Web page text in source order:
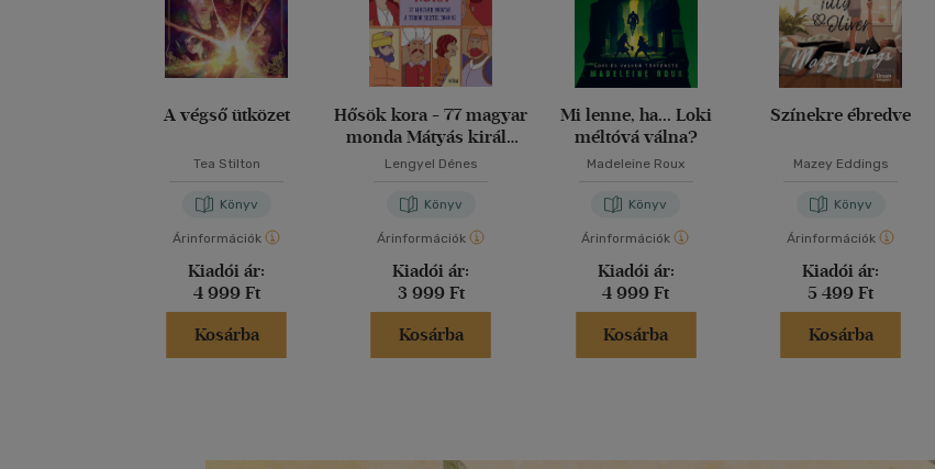
A végső ütközet
Tea Stilton
Könyv
Árinformációk
Kiadói ár:
4 999 Ft
Kosárba
Hősök kora - 77 magyar
monda Mátyás király
korától 1848-ig
Lengyel Dénes
Könyv
Árinformációk
Kiadói ár:
3 999 Ft
Kosárba
Mi lenne, ha... Loki
méltóvá válna?
Madeleine Roux
Könyv
Árinformációk
Kiadói ár:
4 999 Ft
Kosárba
Színekre ébredve
Mazey Eddings
Könyv
Árinformációk
Kiadói ár:
5 499 Ft
Kosárba